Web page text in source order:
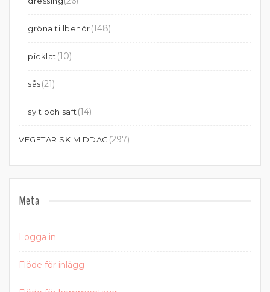
gröna tillbehör(148)
picklat (10)
sås(21)
sylt och saft (14)
VEGETARISK MIDDAG (297)
Meta
Logga in
Flöde för inlägg